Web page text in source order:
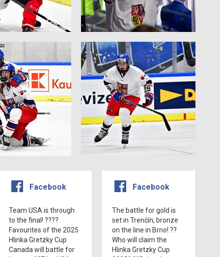
Facebook
Team USA is through
to the final! ????
Favourites of the 2025
Hlinka Gretzky Cup
Canada will battle for
Facebook
The battle for gold is
set in Trenčín, bronze
on the line in Brno! ??
Who will claim the
Hlinka Gretzky Cup